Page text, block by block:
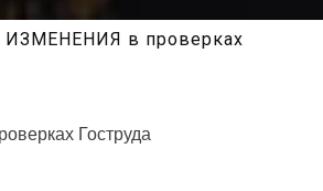
ИЗМЕНЕНИЯ в проверках
Гоструда